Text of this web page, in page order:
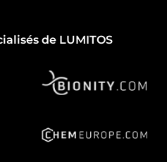
de LUMITOS